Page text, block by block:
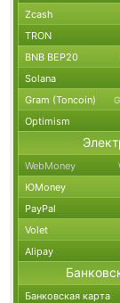
Zcash
TRON
BNB BEP20
Solana
Gram (Toncoin)
Optimism
WebMoney
ЮMoney
PayPal
Volet
Alipay
Банковская карта